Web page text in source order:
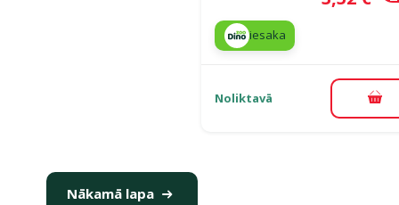
iesaka
Noliktavā
Nākamā lapa